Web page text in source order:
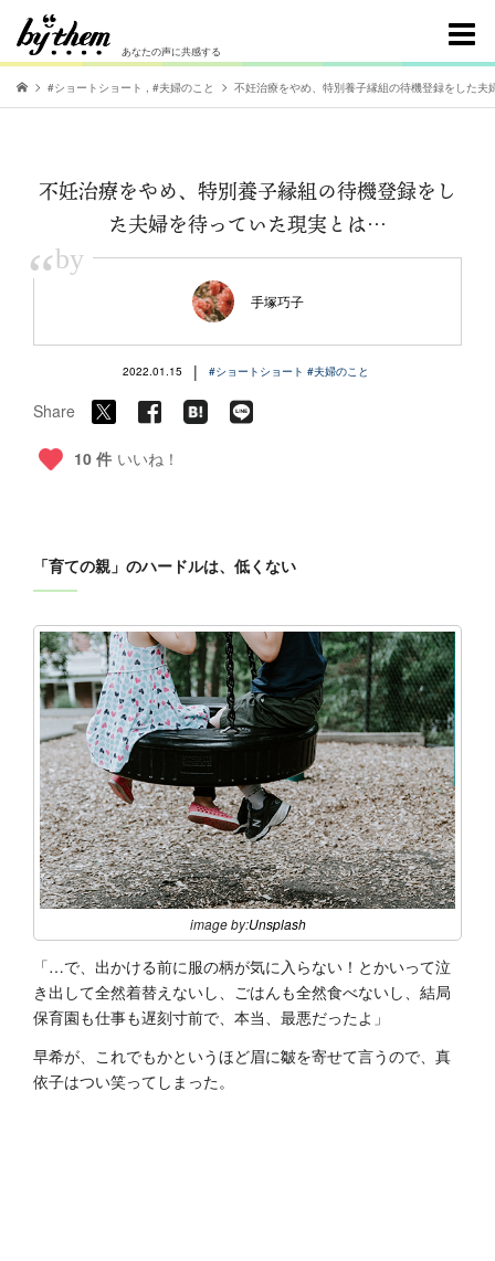
あなたの声に共感する
#ショートショート , #夫婦のこと 不妊治療をやめ、特別養子縁組の待機登録をした
不妊治療をやめ、特別養子縁組の待機登録をし
た夫婦を待っていた現実とは…
“by
手塚巧子
2022.01.15 | #ショートショート #夫婦のこと
Share
10 件 いいね！
「育ての親」のハードルは、低くない
image by:Unsplash
「…で、出かける前に服の柄が気に入らない！とかいって泣
き出して全然着替えないし、ごはんも全然食べないし、結局
保育園も仕事も遅刻寸前で、本当、最悪だったよ」
早希が、これでもかというほど眉に皺を寄せて言うので、真
依子はつい笑ってしまった。